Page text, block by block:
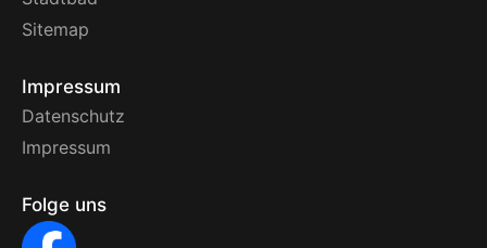
Sitemap
Impressum
Datenschutz
Impressum
Folge uns